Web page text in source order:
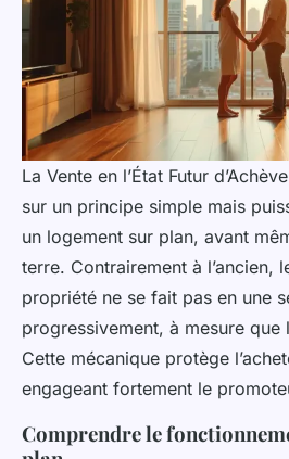
La Vente en l’État Futur
sur un principe simple mais
un logement sur plan, avant
terre. Contrairement à l’ancien,
propriété ne se fait pas en une
progressivement, à mesure que
Cette mécanique protège
engageant fortement le
Comprendre le